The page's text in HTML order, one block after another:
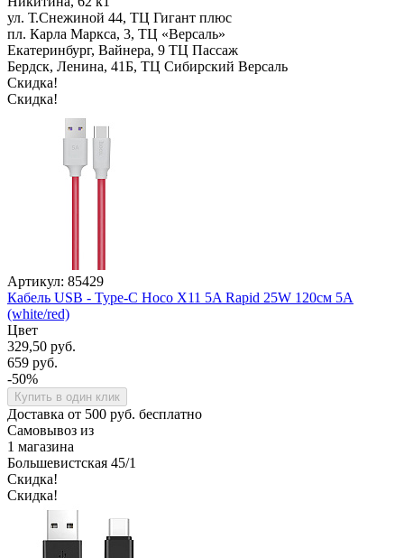
ул. Т.Снежиной 44, ТЦ Гигант плюс
пл. Карла Маркса, 3, ТЦ «Версаль»
Екатеринбург, Вайнера, 9 ТЦ Пассаж
Бердск, Ленина, 41Б, ТЦ Сибирский Версаль
Скидка!
Скидка!
Артикул: 85429
Кабель USB - Type-C Hoco X11 5A Rapid 25W 120см 5A
(white/red)
Цвет
329,50 руб.
659 руб.
-50%
Купить в один клик
Доставка от 500 руб. бесплатно
Самовывоз из
1 магазина
Большевистская 45/1
Скидка!
Скидка!